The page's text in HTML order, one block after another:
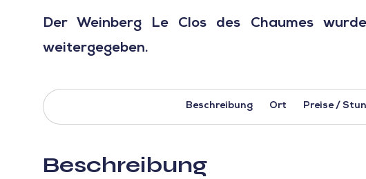
Der Weinberg Le Clos des Chaumes
weitergegeben.
Beschreibung Ort Preise /
Beschreibung